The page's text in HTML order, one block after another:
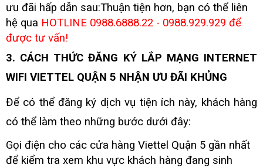
ưu đãi hấp dẫn sau:Thuận tiện hơn, bạn có thể liên
hệ qua HOTLINE 0988.6888.22 - 0988.929.929 để
được tư vấn!
3. CÁCH THỨC ĐĂNG KÝ LẮP MẠNG INTERNET
WIFI VIETTEL QUẬN 5 NHẬN ƯU ĐÃI KHỦNG
Để có thể đăng ký dịch vụ tiện ích này, khách hàng
có thể làm theo những bước dưới đây:
Gọi điện cho các cửa hàng Viettel Quận 5 gần nhất
để kiểm tra xem khu vực khách hàng đang sinh